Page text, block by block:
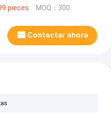
pieces MOQ：300
Contactar ahora